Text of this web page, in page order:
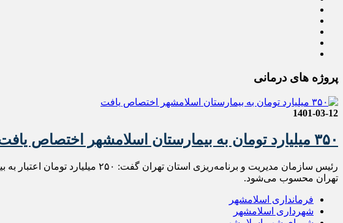
پروژه های درمانی
1401-03-12
۳۵۰ میلیارد تومان به بیمارستان اسلامشهر اختصاص یافت
تهران محسوب می‌شود.
فرمانداری اسلامشهر
شهرداری اسلامشهر